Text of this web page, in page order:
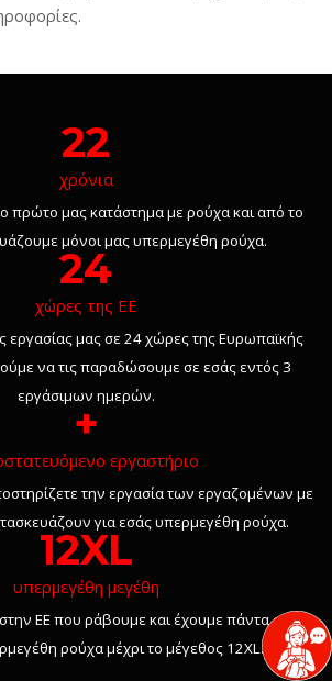
22
χρόνια
πρώτο μας κατάστημα με ρούχα και από το
μόνοι μας υπερμεγέθη ρούχα.
24
χώρες της ΕΕ
εργασίας μας σε 24 χώρες της Ευρωπαϊκής
να τις παραδώσουμε σε εσάς εντός 3
εργάσιμων ημερών.
+
εργαστήριο
την εργασία των εργαζομένων με
για εσάς υπερμεγέθη ρούχα.
12XL
υπερμεγέθη μεγέθη
ΕΕ που ράβουμε και έχουμε πάντα σε
ρούχα μέχρι το μέγεθος 12XL.